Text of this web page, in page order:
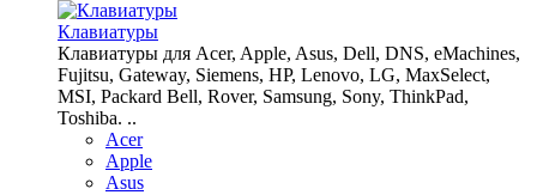
Клавиатуры
Клавиатуры для Acer, Apple, Asus, Dell, DNS, eMachines,
Fujitsu, Gateway, Siemens, HP, Lenovo, LG, MaxSelect,
MSI, Packard Bell, Rover, Samsung, Sony, ThinkPad,
Toshiba. ..
Acer
Apple
Asus